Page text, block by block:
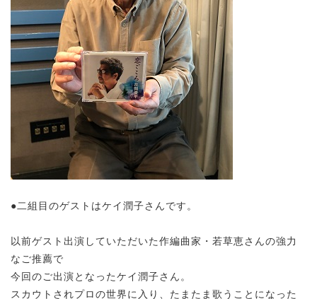
●二組目のゲストはケイ潤子さんです。
以前ゲスト出演していただいた作編曲家・若草恵さんの強力
なご推薦で
今回のご出演となったケイ潤子さん。
スカウトされプロの世界に入り、たまたま歌うことになった